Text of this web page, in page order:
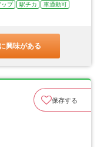
ップ 駅チカ
車通勤可
興味がある
保存する